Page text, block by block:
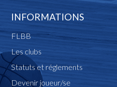
INFORMATIONS
FLBB
Les clubs
Statuts et réglements
Devenir joueur/se